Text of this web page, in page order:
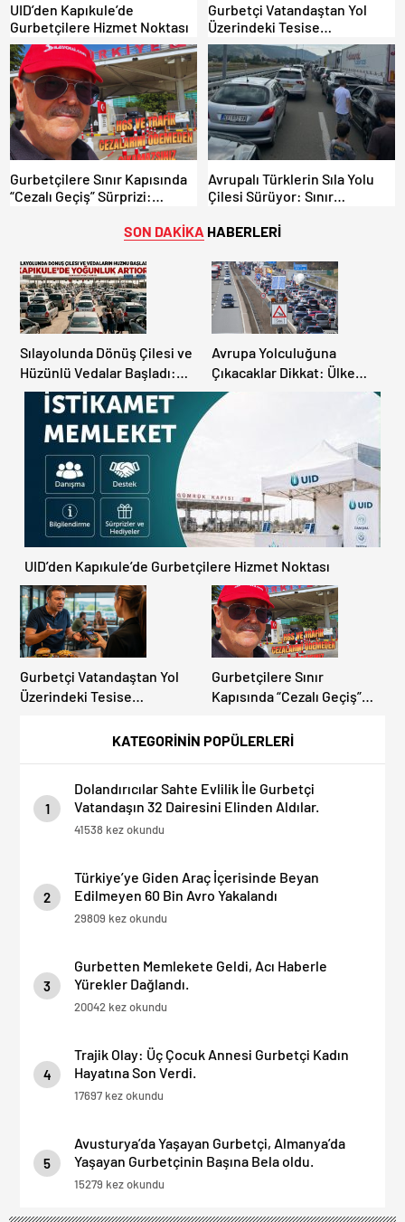
UID’den Kapıkule’de
Gurbetçilere Hizmet Noktası
Gurbetçi Vatandaştan Yol
Üzerindeki Tesise
Dolandırıcılık İddiası:
“Hesabınızı Mutlaka Kontrol
Edin”
Gurbetçilere Sınır Kapısında
“Cezalı Geçiş” Sürprizi:
Avrupalı Türklerin Sıla Yolu
Çilesi Sürüyor: Sınır
Bekleyiş
SON DAKİKA HABERLERİ
KATEGORİNİN POPÜLERLERİ
1
Dolandırıcılar Sahte Evlilik İle Gurbetçi
Vatandaşın 32 Dairesini Elinden Aldılar.
41538 kez okundu
2
Türkiye’ye Giden Araç İçerisinde Beyan
Edilmeyen 60 Bin Avro Yakalandı
29809 kez okundu
3
Gurbetten Memlekete Geldi, Acı Haberle
Yürekler Dağlandı.
20042 kez okundu
4
Trajik Olay: Üç Çocuk Annesi Gurbetçi Kadın
Hayatına Son Verdi.
17697 kez okundu
5
Avusturya’da Yaşayan Gurbetçi, Almanya’da
Yaşayan Gurbetçinin Başına Bela oldu.
15279 kez okundu
Sılayolunda Dönüş Çilesi ve
Hüzünlü Vedalar Başladı:
Kapıkule’de Yoğunluk
Artıyor!
Avrupa Yolculuğuna
Çıkacaklar Dikkat: Ülke
Ülke Güncel Trafik Kuralları,
Avrupa Otoyol Hız Limitleri
UID’den Kapıkule’de Gurbetçilere Hizmet Noktası
Gurbetçi Vatandaştan Yol
Üzerindeki Tesise
“Hesabınızı Mutlaka Kontrol
Gurbetçilere Sınır
Kapısında “Cezalı Geçiş”
Dışına Çıkamıyor!